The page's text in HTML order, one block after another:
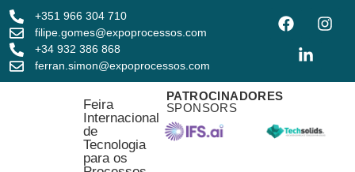
+351 966 304 710
filipe.gomes@expoprocessos.com
+34 932 386 868
ferran.simon@expoprocessos.com
Feira
Internacional
de
Tecnologia
para os
PATROCINADORES
SPONSORS